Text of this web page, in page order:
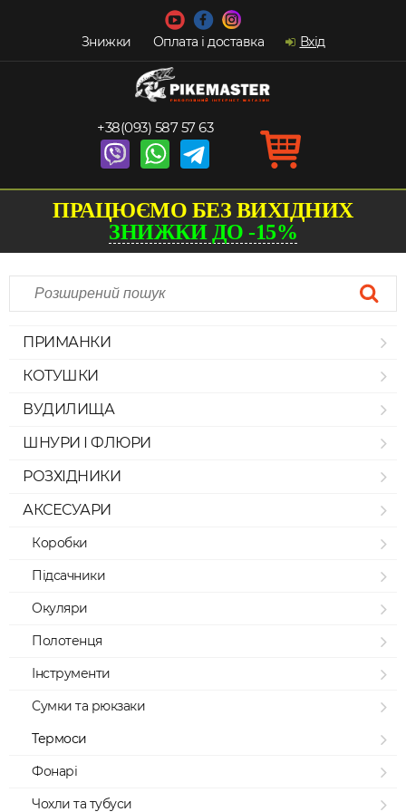
Знижки Оплата і доставка Вхід
+38(093) 587 57 63
ПРАЦЮЄМО БЕЗ ВИХІДНИХ
ЗНИЖКИ ДО -15%
ПРИМАНКИ
КОТУШКИ
ВУДИЛИЩА
ШНУРИ І ФЛЮРИ
РОЗХІДНИКИ
АКСЕСУАРИ
Коробки
Підсачники
Окуляри
Полотенця
Інструменти
Сумки та рюкзаки
Термоси
Фонарі
Чохли та тубуси